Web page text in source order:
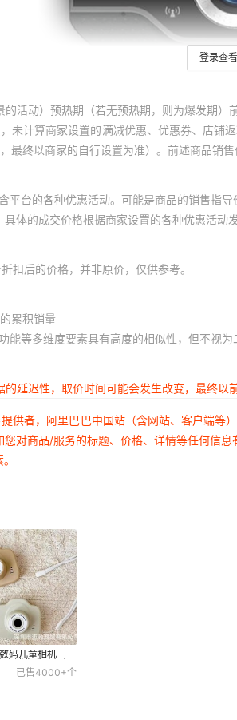
登录查
的活动）预热期（若无预热期，则为爆发期
未计算商家设置的满减优惠、优惠券、店
终以商家的自行设置为准）。前述商品销
台的各种优惠活动。可能是商品的销售指
体的成交价格根据商家设置的各种优惠活动
扣后的价格，并非原价，仅供参考。
累积销量
等多维度要素具有高度的相似性，但不视为
延迟性，取价时间可能会发生改变，最终以
供者，阿里巴巴中国站（含网站、客户端
对商品/服务的标题、价格、详情等任何信
码儿童相机
素迷你手持相机
已售4000+个